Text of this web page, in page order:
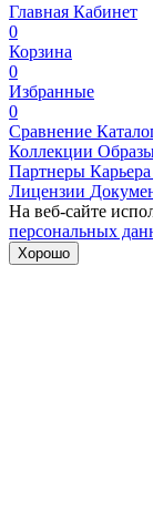
Главная Кабинет
0
Корзина
0
Избранные
0
Сравнение
Коллекции
Партнеры Карьера
Лицензии
На веб-сайте
персональных
Хорошо